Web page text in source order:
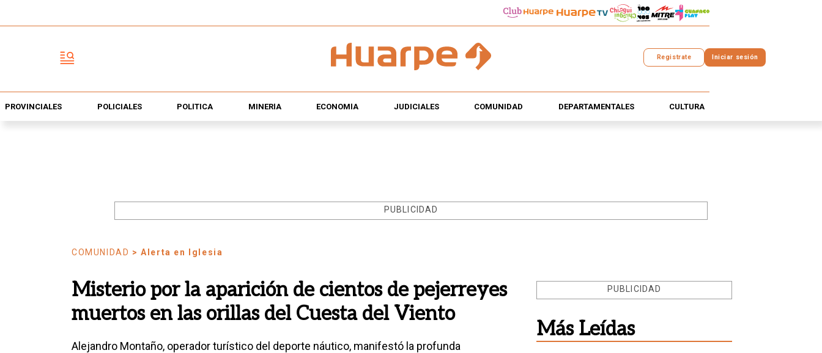
Registrate Iniciar sesión
PROVINCIALES POLICIALES POLÍTICA MINERÍA ECONOMÍA JUDICIALES COMUNIDAD DEPARTAMENTALES CULTURA
PUBLICIDAD
COMUNIDAD > Alerta en Iglesia
Misterio por la aparición de cientos de pejerreyes
muertos en las orillas del Cuesta del Viento
Alejandro Montaño, operador turístico del deporte náutico, manifestó la profunda
PUBLICIDAD
Más Leídas